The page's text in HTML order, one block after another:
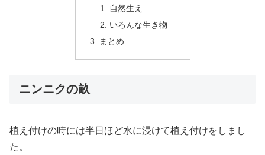
自然生え
いろんな生き物
まとめ
ニンニクの畝
植え付けの時には半日ほど水に浸けて植え付けをしまし
た。